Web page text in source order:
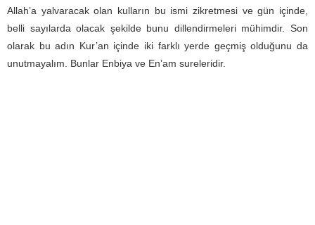
Allah’a yalvaracak olan kulların bu ismi zikretmesi ve gün içinde,
belli sayılarda olacak şekilde bunu dillendirmeleri mühimdir. Son
olarak bu adın Kur’an içinde iki farklı yerde geçmiş olduğunu da
unutmayalım. Bunlar Enbiya ve En’am sureleridir.